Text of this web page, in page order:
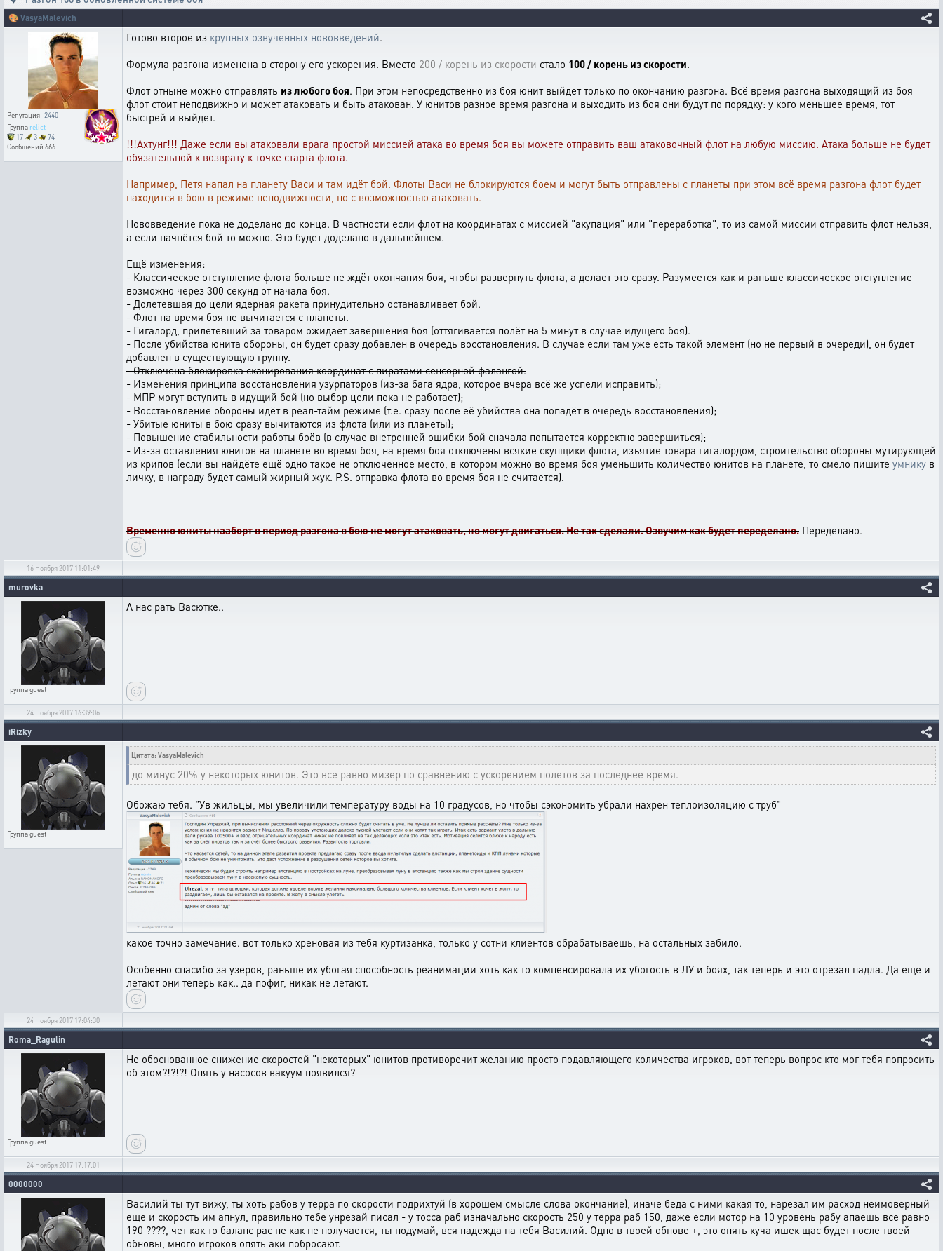
🎨 VasyaMalevich
Репутация-2440
Группа relict
17
3
74
Сообщений 666
Готово второе из крупных озвученных нововведений.
Формула разгона изменена в сторону его ускорения. Вместо 200 / корень из скорости стало 100 / корень из скорости.
Флот отныне можно отправлять из любого боя. При этом непосредственно из боя юнит выйдет только по окончанию разгона. Всё время разгона выходящий из боя
флот стоит неподвижно и может атаковать и быть атакован. У юнитов разное время разгона и выходить из боя они будут по порядку: у кого меньшее время, тот
быстрей и выйдет.
!!!Ахтунг!!! Даже если вы атаковали врага простой миссией атака во время боя вы можете отправить ваш атаковочный флот на любую миссию. Атака больше не будет
обязательной к возврату к точке старта флота.
Например, Петя напал на планету Васи и там идёт бой. Флоты Васи не блокируются боем и могут быть отправлены с планеты при этом всё время разгона флот будет
находится в бою в режиме неподвижности, но с возможностью атаковать.
Нововведение пока не доделано до конца. В частности если флот на координатах с миссией "акупация" или "переработка", то из самой миссии отправить флот нельзя,
а если начнётся бой то можно. Это будет доделано в дальнейшем.
Ещё изменения:
- Классическое отступление флота больше не ждёт окончания боя, чтобы развернуть флота, а делает это сразу. Разумеется как и раньше классическое отступление
возможно через 300 секунд от начала боя.
- Долетевшая до цели ядерная ракета принудительно останавливает бой.
- Флот на время боя не вычитается с планеты.
- Гигалорд, прилетевший за товаром ожидает завершения боя (оттягивается полёт на 5 минут в случае идущего боя).
- После убийства юнита обороны, он будет сразу добавлен в очередь восстановления. В случае если там уже есть такой элемент (но не первый в очереди), он будет
добавлен в существующую группу.
- Отключена блокировка сканирования координат с пиратами сенсорной фалангой.
- Изменения принципа восстановления узурпаторов (из-за бага ядра, которое вчера всё же успели исправить);
- МПР могут вступить в идущий бой (но выбор цели пока не работает);
- Восстановление обороны идёт в реал-тайм режиме (т.е. сразу после её убийства она попадёт в очередь восстановления);
- Убитые юниты в бою сразу вычитаются из флота (или из планеты);
- Повышение стабильности работы боёв (в случае внетренней ошибки бой сначала попытается корректно завершиться);
- Из-за оставления юнитов на планете во время боя, на время боя отключены всякие скупщики флота, изъятие товара гигалордом, строительство обороны мутирующей
из крипов (если вы найдёте ещё одно такое не отключенное место, в котором можно во время боя уменьшить количество юнитов на планете, то смело пишите умнику в
личку, в награду будет самый жирный жук. P.S. отправка флота во время боя не считается).
Временно юниты нааборт в период разгона в бою не могут атаковать, но могут двигаться. Не так сделали. Озвучим как будет переделано. Переделано.
16 Ноября 2017 11:01:49
murovka
Группаguest
А нас рать Васютке..
24 Ноября 2017 16:39:06
iRizky
Группаguest
Цитата: VasyaMalevich
до минус 20% у некоторых юнитов. Это все равно мизер по сравнению с ускорением полетов за последнее время.
Обожаю тебя. "Ув жильцы, мы увеличили температуру воды на 10 градусов, но чтобы сэкономить убрали нахрен теплоизоляцию с труб"
какое точно замечание. вот только хреновая из тебя куртизанка, только у сотни клиентов обрабатываешь, на остальных забило.
Особенно спасибо за узеров, раньше их убогая способность реанимации хоть как то компенсировала их убогость в ЛУ и боях, так теперь и это отрезал падла. Да еще и
летают они теперь как.. да пофиг, никак не летают.
24 Ноября 2017 17:04:30
Roma_Ragulin
Группаguest
Не обоснованное снижение скоростей "некоторых" юнитов противоречит желанию просто подавляющего количества игроков, вот теперь вопрос кто мог тебя попросить
об этом?!?!?! Опять у насосов вакуум появился?
24 Ноября 2017 17:17:01
0000000
Василий ты тут вижу, ты хоть рабов у терра по скорости подрихтуй (в хорошем смысле слова окончание), иначе беда с ними какая то, нарезал им расход неимоверный
еще и скорость им апнул, правильно тебе унрезай писал - у тосса раб изначально скорость 250 у терра раб 150, даже если мотор на 10 уровень рабу апаешь все равно
190 ????, чет как то баланс рас не как не получается, ты подумай, вся надежда на тебя Василий. Одно в твоей обнове +, это опять куча ишек щас будет после твоей
обновы, много игроков опять аки побросают.